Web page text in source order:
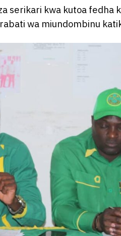
serikari kwa kutoa fedha
wa miundombinu